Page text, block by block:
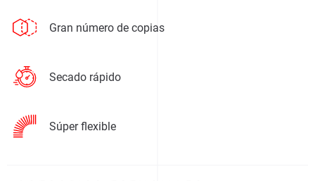
Gran número de copias
Secado rápido
Súper flexible